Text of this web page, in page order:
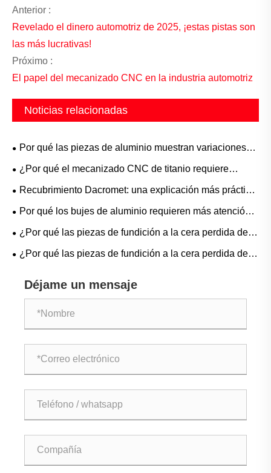
Anterior :
Revelado el dinero automotriz de 2025, ¡estas pistas son
las más lucrativas!
Próximo :
El papel del mecanizado CNC en la industria automotriz
Noticias relacionadas
Por qué las piezas de aluminio muestran variaciones
más rápido que las de acero
¿Por qué el mecanizado CNC de titanio requiere
refrigerante de alta presión y herramientas especiales?
Recubrimiento Dacromet: una explicación más práctica
del uso en el mundo real
Por qué los bujes de aluminio requieren más atención
de la que sugiere su tamaño
¿Por qué las piezas de fundición a la cera perdida de
acero inoxidable se están convirtiendo en la solución
actualidad?
¿Por qué las piezas de fundición a la cera perdida de
Déjame un mensaje